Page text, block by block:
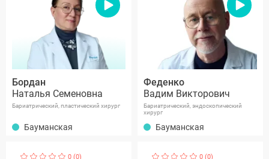
Бордан
Наталья Семеновна
Бариатрический, пластический хирург
Бауманская
Феденко
Вадим Викторович
Бариатрический, эндоскопический
хирург
Бауманская
0 (0) 0 (0)